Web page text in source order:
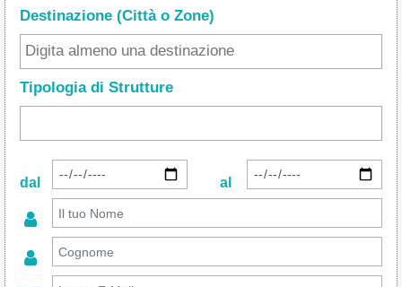
Destinazione (Città o Zone)
Tipologia di Strutture
dal al